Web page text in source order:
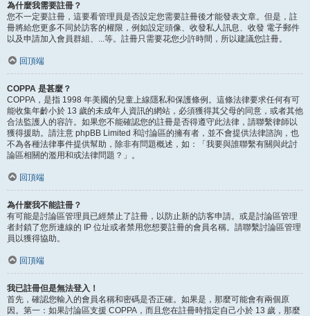
為什麼我需要註冊？
您不一定要註冊，這要看管理員是否設定您需要註冊後才能發表文章。但是，註
冊將給您更多不同於訪客的權限，例如設定頭像、收發私人訊息、收發 電子郵件
以及申請加入會員群組、...等。註冊只需要花您少許時間，所以建議您註冊。
回頂端
COPPA 是甚麼？
COPPA，是指 1998 年美國的兒童上線隱私和保護條例。這條法律要求任何有可
能收集年齡小於 13 歲的未成年人資訊的網站，必須獲得其父母的同意，或者其他
合法監護人的容許。如果您不能確認您的註冊是否得遵守此法律，請聯繫律師以
獲得援助。請注意 phpBB Limited 和討論區的擁有者，並不會提供法律諮詢，也
不為各種法律事件提供幫助，除非有問題概述，如：「我要與誰聯繫有關與此討
論區相關的濫用和或法律問題？」。
回頂端
為什麼我不能註冊？
有可能是討論區管理員已經禁止了註冊，以防止新的訪客申請。或是討論區管理
者封鎖了您所連線的 IP 位址或者禁用您想要註冊的會員名稱。請聯繫討論區管理
員以獲得協助。
回頂端
我已註冊但是無法登入！
首先，確認您輸入的會員名稱和密碼是否正確。如果是，那麼可能會有兩個原
因。第一：如果討論區支援 COPPA，而且您在註冊時指定自己小於 13 歲，那麼